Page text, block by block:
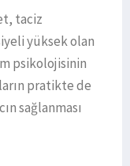
taciz
yüksek olan
psikolojisinin
pratikte de
sağlanması